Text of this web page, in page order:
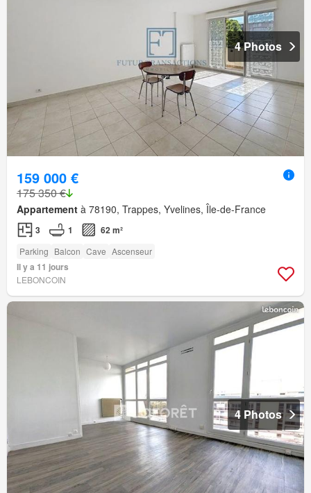
4 Photos
159 000 €
175 350 €
Appartement à 78190, Trappes, Yvelines, Île-de-France
3 1 62 m²
Parking Balcon Cave Ascenseur
Il y a 11 jours
LEBONCOIN
4 Photos